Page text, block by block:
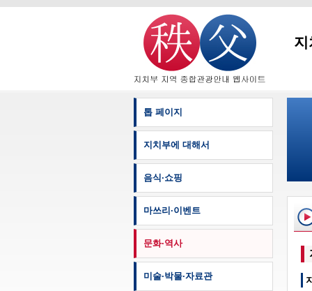
톱 페이지
지치부에 대해서
음식·쇼핑
마쓰리·이벤트
문화·역사
미술·박물·자료관